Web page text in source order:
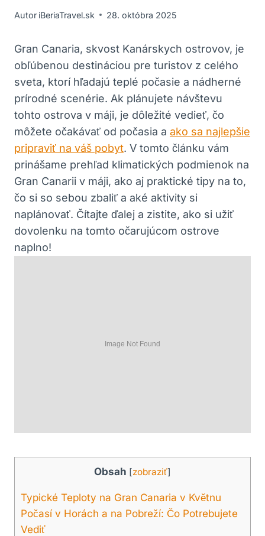
Autor iBeriaTravel.sk 28. októbra 2025
Gran Canaria, skvost Kanárskych ostrovov, je
obľúbenou destináciou pre turistov z celého
sveta, ktorí hľadajú teplé počasie a nádherné
prírodné scenérie. Ak plánujete návštevu
tohto ostrova v máji, je dôležité vedieť, čo
môžete očakávať od počasia a ako sa najlepšie
pripraviť na váš pobyt. V tomto článku vám
prinášame prehľad klimatických podmienok na
Gran Canarii v máji, ako aj praktické tipy na to,
čo si so sebou zbaliť a aké aktivity si
naplánovať. Čítajte ďalej a zistite, ako si užiť
dovolenku na tomto očarujúcom ostrove
naplno!
Obsah [zobraziť]
Typické Teploty na Gran Canaria v Květnu
Počasí v Horách a na Pobreží: Čo Potrebujete
Vediť